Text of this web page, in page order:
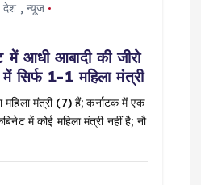
देश , न्यूज
में आधी आबादी की जीरो
में सिर्फ 1-1 महिला मंत्री
महिला मंत्री (7) हैं; कर्नाटक में एक
में कोई महिला मंत्री नहीं है; नौ